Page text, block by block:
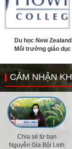
Du học New
Môi trường giáo
CẢM NHẬN
Chia sẻ từ bạn
Nguyễn Gia Bội Linh